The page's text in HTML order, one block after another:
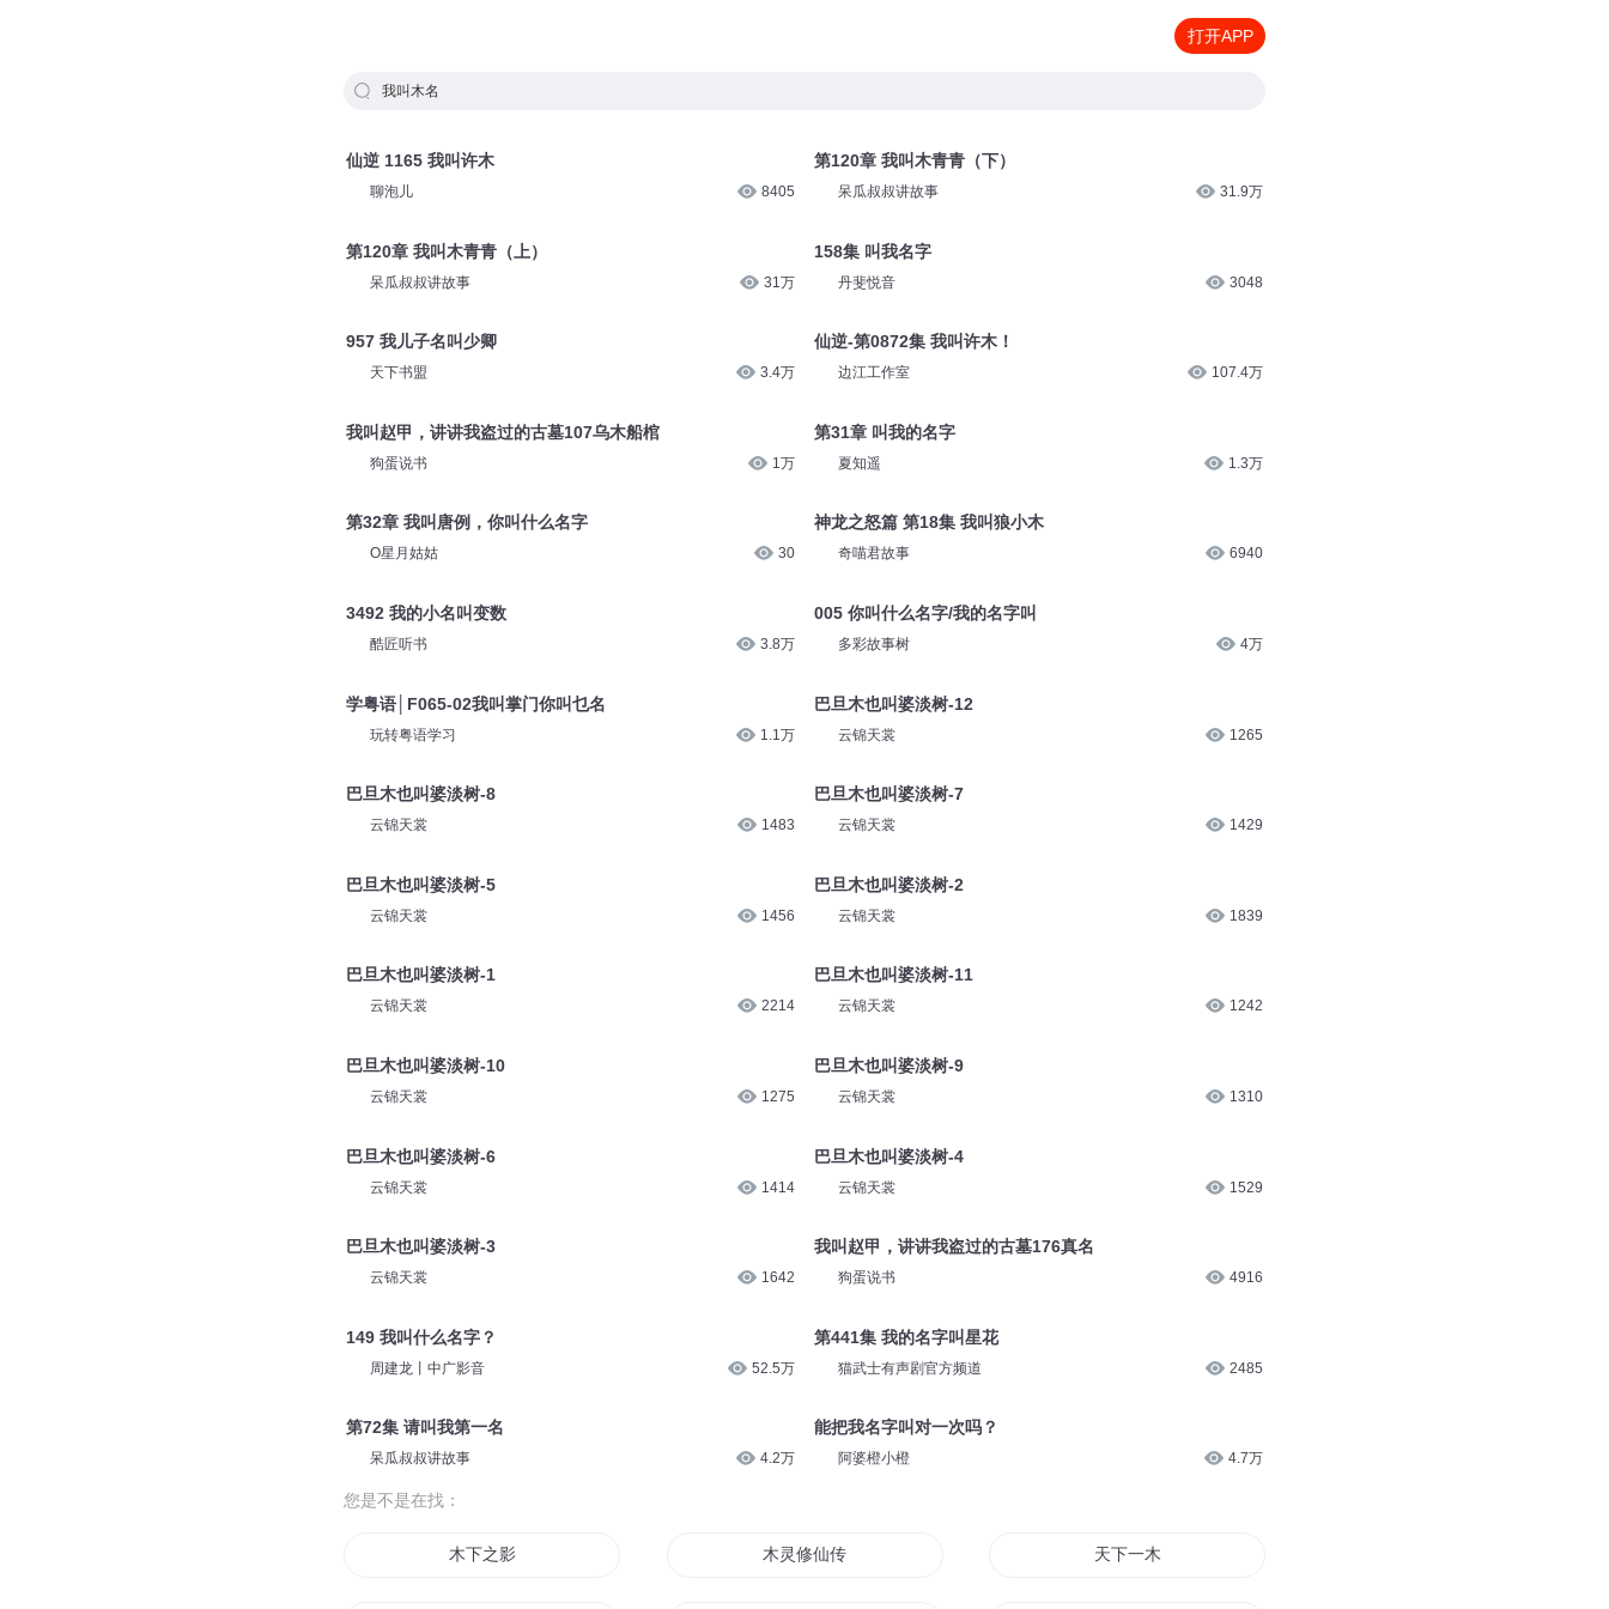
打开APP
我叫木名
仙逆 1165 我叫许木
聊泡儿 8405
第120章 我叫木青青（上）
呆瓜叔叔讲故事 31万
957 我儿子名叫少卿
天下书盟 3.4万
我叫赵甲，讲讲我盗过的古墓107乌木船棺
狗蛋说书 1万
第32章 我叫唐例，你叫什么名字
O星月姑姑 30
3492 我的小名叫变数
酷匠听书 3.8万
学粤语│F065-02我叫掌门你叫乜名
玩转粤语学习 1.1万
巴旦木也叫婆淡树-8
云锦天裳 1483
巴旦木也叫婆淡树-5
云锦天裳 1456
巴旦木也叫婆淡树-1
云锦天裳 2214
巴旦木也叫婆淡树-10
云锦天裳 1275
巴旦木也叫婆淡树-6
云锦天裳 1414
巴旦木也叫婆淡树-3
云锦天裳 1642
149 我叫什么名字？
周建龙丨中广影音 52.5万
第72集 请叫我第一名
呆瓜叔叔讲故事 4.2万
第120章 我叫木青青（下）
呆瓜叔叔讲故事 31.9万
158集 叫我名字
丹斐悦音 3048
仙逆-第0872集 我叫许木！
边江工作室 107.4万
第31章 叫我的名字
夏知遥 1.3万
神龙之怒篇 第18集 我叫狼小木
奇喵君故事 6940
005 你叫什么名字/我的名字叫
多彩故事树 4万
巴旦木也叫婆淡树-12
云锦天裳 1265
巴旦木也叫婆淡树-7
云锦天裳 1429
巴旦木也叫婆淡树-2
云锦天裳 1839
巴旦木也叫婆淡树-11
云锦天裳 1242
巴旦木也叫婆淡树-9
云锦天裳 1310
巴旦木也叫婆淡树-4
云锦天裳 1529
我叫赵甲，讲讲我盗过的古墓176真名
狗蛋说书 4916
第441集 我的名字叫星花
猫武士有声剧官方频道 2485
能把我名字叫对一次吗？
阿婆橙小橙 4.7万
您是不是在找：
木下之影 木灵修仙传 天下一木